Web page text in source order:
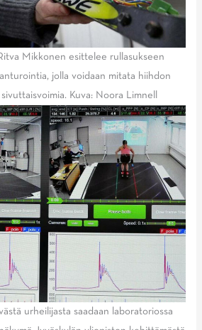
Mikkonen esittelee rullasukseen
jolla voidaan mitata hiihdon
Kuva: Noora Limnell
urheilijasta saadaan laboratoriossa